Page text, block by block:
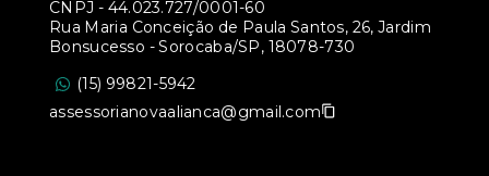
CNPJ - 44.023.727/0001-60
Rua Maria Conceição de Paula Santos, 26, Jardim
Bonsucesso - Sorocaba/SP, 18078-730
(15) 99821-5942
assessorianovaalianca@gmail.com